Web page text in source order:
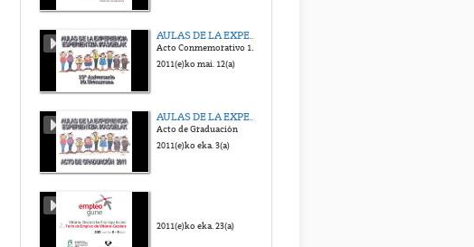
AULAS DE LA EXPERIENCIA
Acto Conmemorativo 10º Aniversario
2011(e)ko mai. 12(a)
AULAS DE LA EXPERIENCIA
Acto de Graduación
2011(e)ko eka. 3(a)
2011(e)ko eka. 23(a)